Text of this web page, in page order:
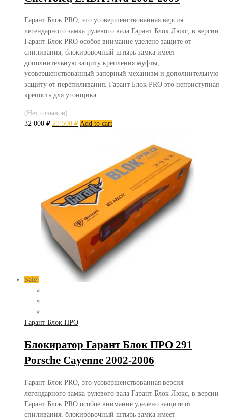
Гарант Блок PRO, это усовершенствованная версия
легендарного замка рулевого вала Гарант Блок Люкс, в версии
Гарант Блок PRO особое внимание уделено защите от
спиливания, блокировочный штырь замка имеет
дополнительную защиту крепления муфты,
усовершенствованный запорный механизм и дополнительную
защиту от перепиливания. Гарант Блок PRO это неприступная
крепость для угонщика.
(Нет отзывов)
32 000₽ 23 500 ₽ Add to cart
Sale!
Гарант Блок ПРО
Блокиратор Гарант Блок ПРО 291
Porsche Cayenne 2002-2006
Гарант Блок PRO, это усовершенствованная версия
легендарного замка рулевого вала Гарант Блок Люкс, в версии
Гарант Блок PRO особое внимание уделено защите от
спиливания, блокировочный штырь замка имеет